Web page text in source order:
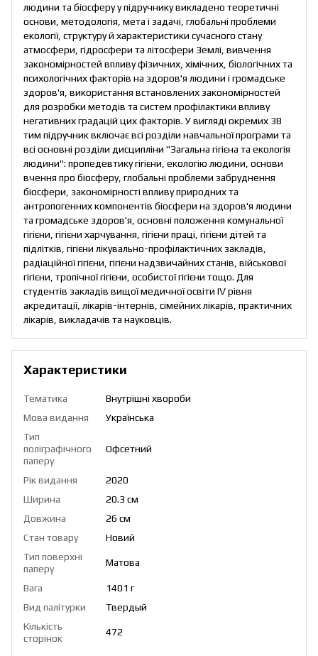
людини та біосферу у підручнику викладено теоретичні
основи, методологія, мета і задачі, глобальні проблеми
екології, структуру й характеристики сучасного стану
атмосфери, гідросфери та літосфери Землі, вивчення
закономірностей впливу фізичних, хімічних, біологічних та
психологічних факторів на здоров'я людини і громадське
здоров'я, використання встановлених закономірностей
для розробки методів та систем профілактики впливу
негативних градацій цих факторів. У вигляді окремих 38
тим підручник включає всі розділи навчальної програми та
всі основні розділи дисципліни "Загальна гігієна та екологія
людини": пропедевтику гігієни, екологію людини, основи
вчення про біосферу, глобальні проблеми забруднення
біосфери, закономірності впливу природних та
антропогенних компонентів біосфери на здоров'я людини
та громадське здоров'я, основні положення комунальної
гігієни, гігієни харчування, гігієни праці, гігієни дітей та
підлітків, гігієни лікувально-профілактичних закладів,
радіаційної гігієни, гігієни надзвичайних станів, військової
гігієни, тропічної гігієни, особистої гігієни тощо. Для
студентів закладів вищої медичної освіти ІV рівня
акредитації, лікарів-інтернів, сімейних лікарів, практичних
лікарів, викладачів та науковців.
Характеристики
Тематика
Внутрішні хвороби
Мова видання
Українська
Тип
поліграфічного
паперу
Офсетний
Рік видання
2020
Ширина
20.3 см
Довжина
26 см
Стан товару
Новий
Тип поверхні
паперу
Матова
Вага
1401 г
Вид палітурки
Твердый
Кількість
сторінок
472